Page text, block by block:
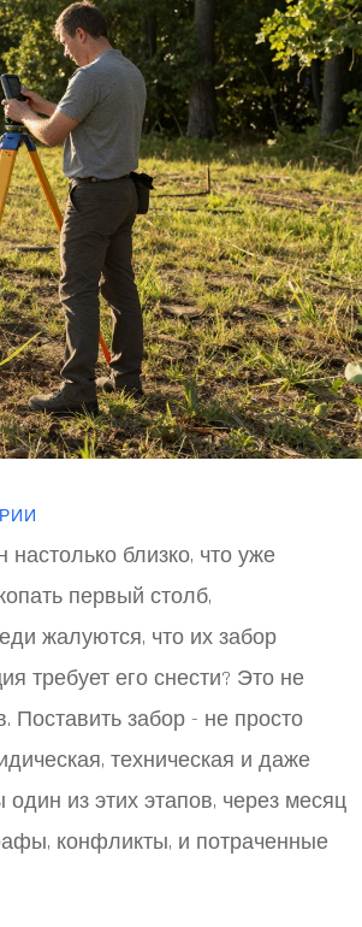
близко, что уже
первый столб,
жалуются, что их забор
требует его снести? Это не
Поставить забор - не просто
техническая и даже
из этих этапов, через месяц
конфликты, и потраченные